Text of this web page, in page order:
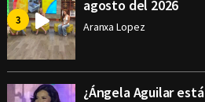
agosto del 2026
Aranxa Lopez
¿Ángela Aguilar está